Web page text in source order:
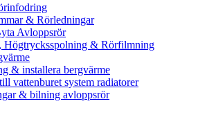
& Rörledningar
Avloppsrör
Högtrycksspolning & Rörfilmning
& installera bergvärme
vattenburet system radiatorer
& bilning avloppsrör